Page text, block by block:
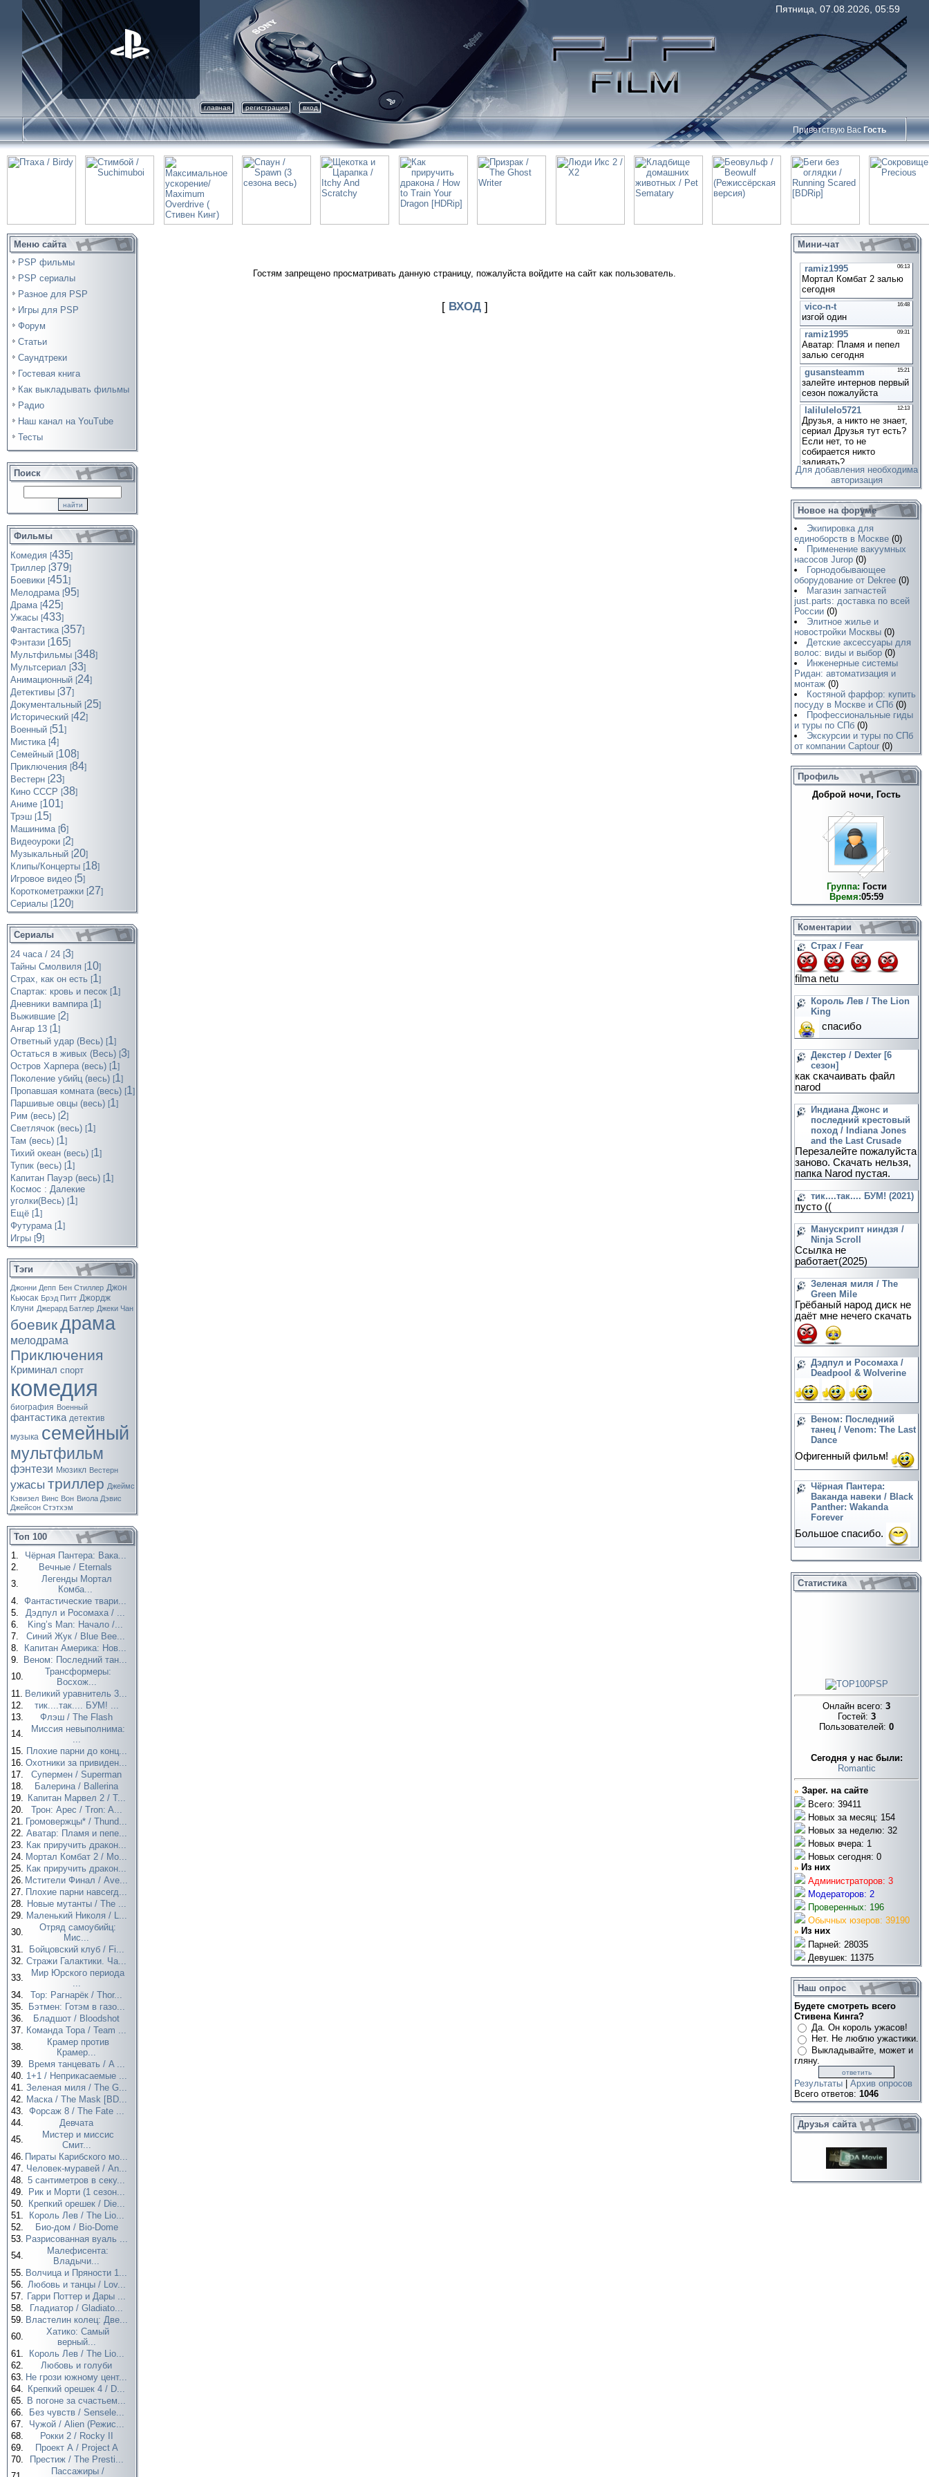
Пятница, 07.08.2026, 05:59
главная регистрация вход
Приветствую Вас Гость
Меню сайта
PSP фильмы
PSP сериалы
Разное для PSP
Игры для PSP
Форум
Статьи
Саундтреки
Гостевая книга
Как выкладывать фильмы
Радио
Наш канал на YouTube
Тесты
Поиск
Фильмы
Комедия [435]
Триллер [379]
Боевики [451]
Мелодрама [95]
Драма [425]
Ужасы [433]
Фантастика [357]
Фэнтази [165]
Мультфильмы [348]
Мультсериал [33]
Анимационный [24]
Детективы [37]
Документальный [25]
Исторический [42]
Военный [51]
Мистика [4]
Семейный [108]
Приключения [84]
Вестерн [23]
Кино СССР [38]
Аниме [101]
Трэш [15]
Машинима [6]
Видеоуроки [2]
Музыкальный [20]
Клипы/Концерты [18]
Игровое видео [5]
Короткометражки [27]
Cериалы [120]
Сериалы
24 часа / 24 [3]
Тайны Смолвиля [10]
Страх, как он есть [1]
Спартак: кровь и песок [1]
Дневники вампира [1]
Выжившие [2]
Ангар 13 [1]
Ответный удар (Весь) [1]
Остаться в живых (Весь) [3]
Остров Харпера (весь) [1]
Поколение убийц (весь) [1]
Пропавшая комната (весь) [1]
Паршивые овцы (весь) [1]
Рим (весь) [2]
Светлячок (весь) [1]
Там (весь) [1]
Тихий океан (весь) [1]
Тупик (весь) [1]
Капитан Пауэр (весь) [1]
Космос : Далекие
уголки(Весь) [1]
Ещё [1]
Футурама [1]
Игры [9]
Тэги
Джонни Депп Бен Стиллер Джон
Кьюсак Брэд Питт Джордж
Клуни Джерард Батлер Джеки Чан
боевикдрама
мелодрама
Приключения
Криминал спорт
комедия
биография Военный
фантастика детектив
музыка семейный
мультфильм
фэнтези Мюзикл Вестерн
ужасы триллер Джеймс
Кэвизел Винс Вон Виола Дэвис
Джейсон Стэтхэм
Топ 100
1.
Чёрная Пантера: Вака...
2.
Вечные / Eternals
3.
Легенды Мортал
Комба...
4. Фантастические твари...
5.
Дэдпул и Росомаха / ...
6.
King’s Man: Начало /...
7.
Синий Жук / Blue Bee...
8.
Капитан Америка: Нов...
9.
Веном: Последний тан...
10.
Трансформеры:
Восхож...
11. Великий уравнитель 3...
12.
тик....так.... БУМ! ...
13.
Флэш / The Flash
14.
Миссия невыполнима:
...
15. Плохие парни до конц...
16. Охотники за привиден...
17.
Супермен / Superman
18.
Балерина / Ballerina
19. Капитан Марвел 2 / T...
20.
Трон: Арес / Tron: A...
21. Громовержцы* / Thund...
22. Аватар: Пламя и пепе...
23. Как приручить дракон...
24. Мортал Комбат 2 / Mo...
25. Как приручить дракон...
26. Мстители Финал / Ave...
27. Плохие парни навсегд...
28. Новые мутанты / The ...
29. Маленький Николя / L...
30.
Отряд самоубийц:
Мис...
31.
Бойцовский клуб / Fi...
32. Стражи Галактики. Ча...
33.
Мир Юрского периода
...
34.
Тор: Рагнарёк / Thor...
35.
Бэтмен: Готэм в газо...
36.
Бладшот / Bloodshot
37. Команда Тора / Team ...
38.
Крамер против
Крамер...
39.
Время танцевать / A ...
40. 1+1 / Неприкасаемые ...
41. Зеленая миля / The G...
42. Маска / The Mask [BD...
43. Форсаж 8 / The Fate ...
44.
Девчата
45.
Мистер и миссис
Смит...
46. Пираты Карибского мо...
47. Человек-муравей / An...
48. 5 сантиметров в секу...
49.
Рик и Морти (1 сезон...
50.
Крепкий орешек / Die...
51.
Король Лев / The Lio...
52.
Био-дом / Bio-Dome
53. Разрисованная вуаль ...
54.
Малефисента:
Владычи...
55. Волчица и Пряности 1...
56. Любовь и танцы / Lov...
57. Гарри Поттер и Дары ...
58.
Гладиатор / Gladiato...
59. Властелин колец: Две...
60.
Хатико: Самый
верный...
61.
Король Лев / The Lio...
62.
Любовь и голуби
63. Не грози южному цент...
64. Крепкий орешек 4 / D...
65. В погоне за счастьем...
66.
Без чувств / Sensele...
67.
Чужой / Alien (Режис...
68.
Рокки 2 / Rocky II
69.
Проект А / Project A
70.
Престиж / The Presti...
Пассажиры /
Гостям запрещено просматривать данную страницу, пожалуйста войдите на сайт как пользователь.
[ ВХОД]
Мини-чат
Для добавления необходима
авторизация
Новое на форуме
Экипировка для
единоборств в Москве (0)
Применение вакуумных
насосов Jurop (0)
Горнодобывающее
оборудование от Dekree (0)
Магазин запчастей
just.parts: доставка по всей
России (0)
Элитное жилье и
новостройки Москвы (0)
Детские аксессуары для
волос: виды и выбор (0)
Инженерные системы
Ридан: автоматизация и
монтаж (0)
Костяной фарфор: купить
посуду в Москве и СПб (0)
Профессиональные гиды
и туры по СПб (0)
Экскурсии и туры по СПб
от компании Captour (0)
Профиль
Доброй ночи, Гость
Группа: Гости
Время:05:59
Коментарии
Страх / Fear
filma netu
Король Лев / The Lion
King
спасибо
Декстер / Dexter [6
сезон]
как скачаивать файл
narod
Индиана Джонс и
последний крестовый
поход / Indiana Jones
and the Last Crusade
Перезалейте пожалуйста
заново. Скачать нельзя,
папка Narod пустая.
тик....так.... БУМ! (2021)
пусто ((
Манускрипт ниндзя /
Ninja Scroll
Ссылка не
работает(2025)
Зеленая миля / The
Green Mile
Грёбаный народ диск не
даёт мне нечего скачать
Дэдпул и Росомаха /
Deadpool & Wolverine
Веном: Последний
танец / Venom: The Last
Dance
Офигенный фильм!
Чёрная Пантера:
Ваканда навеки / Black
Panther: Wakanda
Forever
Большое спасибо.
Статистика
Онлайн всего: 3
Гостей: 3
Пользователей: 0
Cегодня у нас были:
Romantic
» Зарег. на сайте
Всего: 39411
Новых за месяц: 154
Новых за неделю: 32
Новых вчера: 1
Новых сегодня: 0
» Из них
Администраторов: 3
Модераторов: 2
Проверенных: 196
Обычных юзеров: 39190
» Из них
Парней: 28035
Девушек: 11375
Наш опрос
Будете смотреть всего
Стивена Кинга?
Да. Он король ужасов!
Нет. Не люблю ужастики.
Выкладывайте, может и
гляну.
Результаты
Архив опросов
Всего ответов: 1046
Друзья сайта